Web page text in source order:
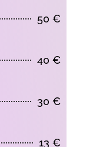
50 €
40 €
30 €
13 €